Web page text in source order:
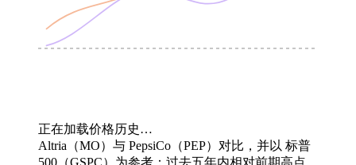
正在加载价格历史…
Altria（MO）与 PepsiCo（PEP）对比，并以 标普
500（GSPC）为参考：过去五年内相对前期高点